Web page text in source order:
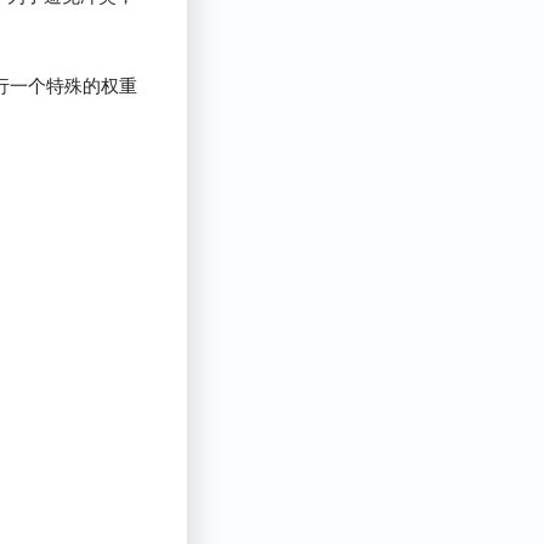
一个特殊的权重